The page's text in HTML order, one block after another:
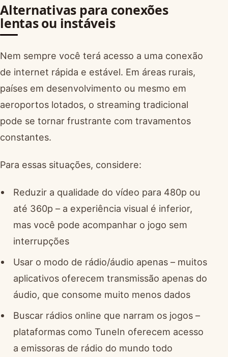
Alternativas para conexões
lentas ou instáveis
Nem sempre você terá acesso a uma conexão
de internet rápida e estável. Em áreas rurais,
países em desenvolvimento ou mesmo em
aeroportos lotados, o streaming tradicional
pode se tornar frustrante com travamentos
constantes.
Para essas situações, considere:
Reduzir a qualidade do vídeo para 480p ou
até 360p – a experiência visual é inferior,
mas você pode acompanhar o jogo sem
interrupções
Usar o modo de rádio/áudio apenas – muitos
aplicativos oferecem transmissão apenas do
áudio, que consome muito menos dados
Buscar rádios online que narram os jogos –
plataformas como TuneIn oferecem acesso
a emissoras de rádio do mundo todo